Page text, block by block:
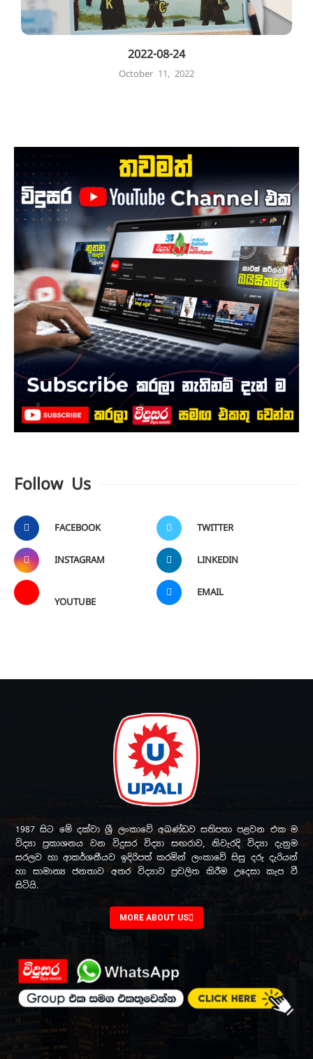
2022-08-24
October 11, 2022
Follow Us
FACEBOOK TWITTER
INSTAGRAM LINKEDIN
YOUTUBE
EMAIL
1987 සිට මේ දක්වා ශ්‍රී ලංකාවේ අඛණ්ඩව සතිපතා පළවන එක ම
විද්‍යා ප්‍රකාශනය වන විදුසර විද්‍යා සඟරාව, නිවැරදි විද්‍යා දැනුම
සරලව හා ආකර්ශනීයව ඉදිරිපත් කරමින් ලංකාවේ සිසු දරු දැරියන්
හා සාමාන්‍ය ජනතාව අතර විද්‍යාව ප්‍රචලිත කිරීම උදෙසා කැප වී
සිටියි.
MORE ABOUT US